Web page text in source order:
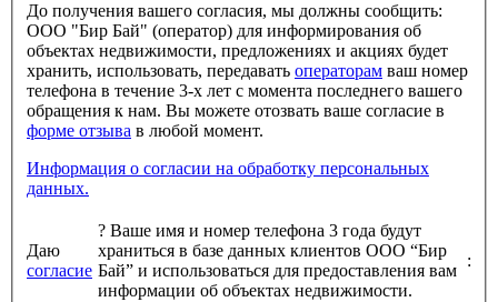
До получения вашего согласия, мы должны сообщить:
ООО "Бир Бай" (оператор) для информирования об
объектах недвижимости, предложениях и акциях будет
хранить, использовать, передавать операторам
телефона в течение 3-х лет с момента последнего вашего
обращения к нам. Вы можете отозвать ваше согласие в
форме отзыва
в любой момент.
Информация о согласии на обработку персональных
данных.
Даю
согласие
? Ваше имя и номер телефона 3 года будут
храниться в базе данных клиентов ООО “Бир
Бай” и использоваться для предоставления вам
информации об объектах недвижимости.
: